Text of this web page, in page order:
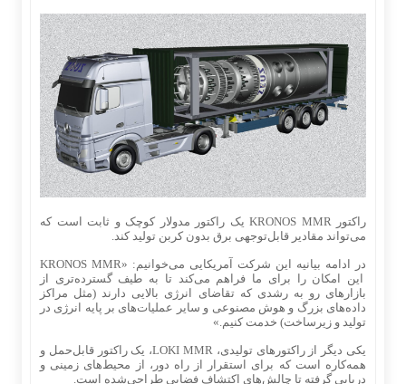
راکتور KRONOS MMR یک راکتور مدولار کوچک و ثابت است که
می‌تواند مقادیر قابل‌توجهی برق بدون کربن تولید کند.
در ادامه بیانیه این شرکت آمریکایی می‌خوانیم: «KRONOS MMR
این امکان را برای ما فراهم می‌کند تا به طیف گسترده‌تری از
بازارهای رو به رشدی که تقاضای انرژی بالایی دارند (مثل مراکز
داده‌های بزرگ و هوش مصنوعی و سایر عملیات‌های بر پایه انرژی در
تولید و زیرساخت) خدمت کنیم.»
یکی دیگر از راکتورهای تولیدی، LOKI MMR، یک راکتور قابل‌حمل و
همه‌کاره است که برای استقرار از راه دور، از محیط‌های زمینی و
دریایی گرفته تا چالش‌های اکتشاف فضایی طراحی‌شده است.